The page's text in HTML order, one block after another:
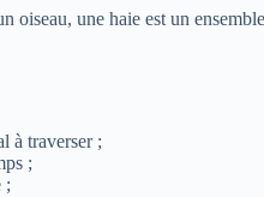
oiseau, une haie est un
à traverser ;
;
;